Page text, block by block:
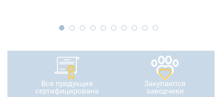
Вся продукция
сертифицирована
Закупаются
заводчики